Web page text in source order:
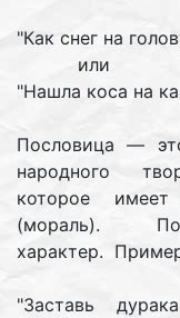
"Как снег на
или
"Нашла коса на
Пословица —
народного
которое имеет
(мораль).
характер.
"Заставь